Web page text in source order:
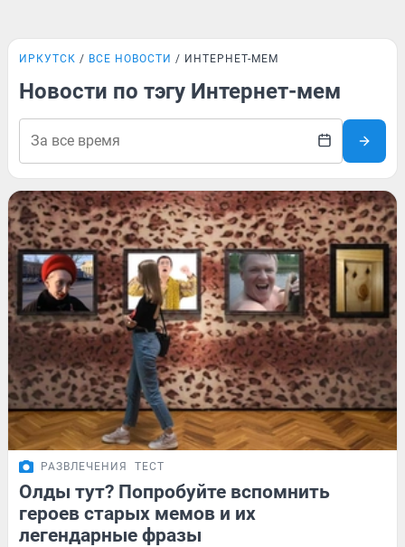
ИРКУТСК ВСЕ НОВОСТИ ИНТЕРНЕТ-МЕМ
Новости по тэгу Интернет-мем
РАЗВЛЕЧЕНИЯ ТЕСТ
Олды тут? Попробуйте вспомнить
героев старых мемов и их
легендарные фразы